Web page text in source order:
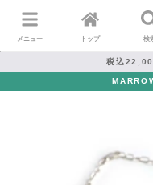
メニュー トップ 検
税込